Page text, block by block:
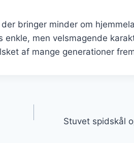
bringer minder om
enkle, men velsmagende
af mange generationer
Stuvet spidskål